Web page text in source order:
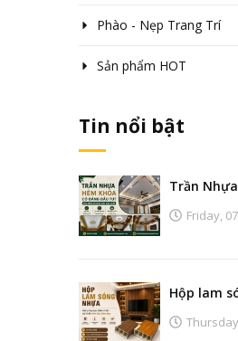
Phào - Nẹp Trang Trí
Sản phẩm HOT
Tin nổi bật
Friday,